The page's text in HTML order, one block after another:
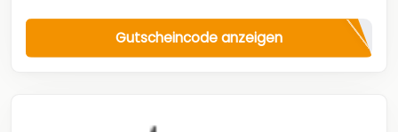
Gutscheincode anzeigen